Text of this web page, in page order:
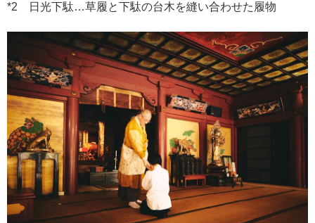
*2 日光下駄…草履と下駄の台木を縫い合わせた履物